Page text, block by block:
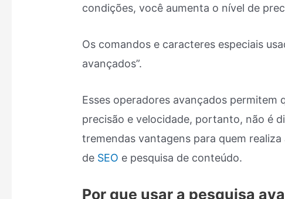
condições, você aumenta o nível de
Os comandos e caracteres especiais
avançados”.
Esses operadores avançados permitem
precisão e velocidade, portanto, não é
tremendas vantagens para quem
de SEO e pesquisa de conteúdo.
Por que usar a pesquisa